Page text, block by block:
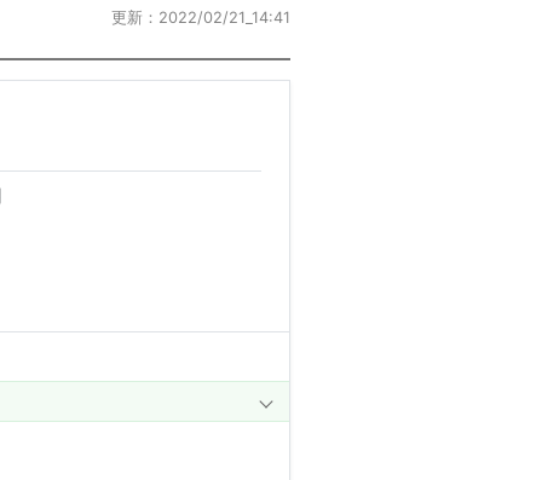
更新：2022/02/21_14:41